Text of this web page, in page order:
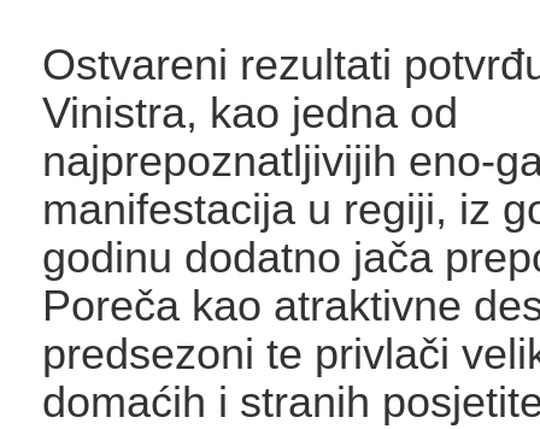
Ostvareni rezultati
Vinistra, kao jedna od
najprepoznatljivijih eno-
manifestacija u regiji, iz
godinu dodatno jača
Poreča kao atraktivne
predsezoni te privlači
domaćih i stranih